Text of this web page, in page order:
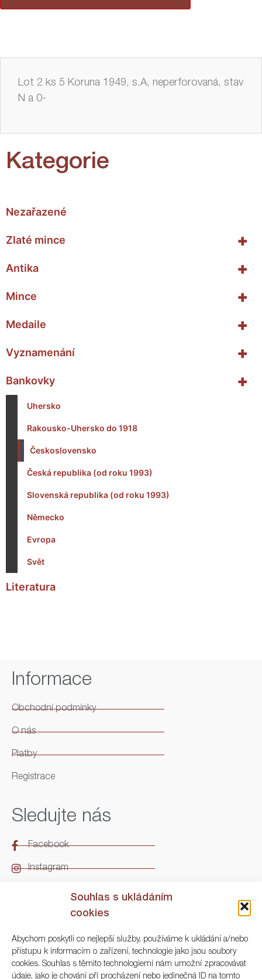
Souhlas s ukládáním
cookies
Abychom poskytli co nejlepší služby, používáme k ukládání a/nebo
přístupu k informacím o zařízení, technologie jako jsou soubory
cookies. Souhlas s těmito technologiemi nám umožní zpracovávat
údaje, jako je chování při procházení nebo jedinečná ID na tomto
Kategorie
Nezařazené
+
Zlaté mince
+
Antika
+
Mince
+
Medaile
+
Vyznamenání
+
Bankovky
Uhersko
Rakousko-Uhersko do 1918
Československo
Česká republika (od roku 1993)
Slovenská republika (od roku 1993)
Německo
Evropa
Svět
Literatura
Lot 2 ks 5 Koruna 1949, s.A, neperforovaná, stav
N a 0-
Informace
Obchodní podmínky
O nás
Platby
Registrace
Sledujte nás
Facebook
Instagram
Kontakt
ARGO Numismatika